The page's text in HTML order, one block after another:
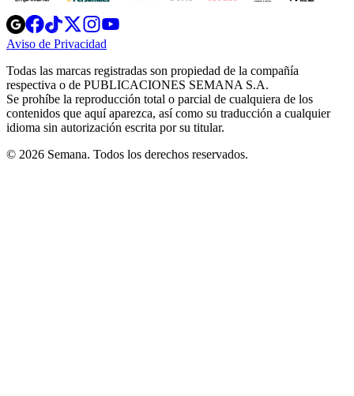
Opens
in
new
Opens
in
new
Opens
in
new
window
Opens
new
windowwindow
Aviso de Privacidad
new
window
Todas las marcas registradas son propiedad de la compañía
respectiva o de PUBLICACIONES SEMANA S.A.
Se prohíbe la reproducción total o parcial de cualquiera de los
contenidos que aquí aparezca, así como su traducción a cualquier
idioma sin autorización escrita por su titular.
© 2026 Semana. Todos los derechos reservados.